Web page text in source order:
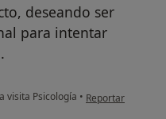
deseando ser
para intentar
visita Psicología • en opinión del
Reportar